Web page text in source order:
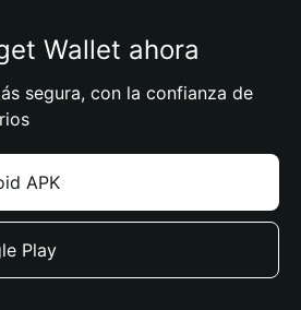
Wallet ahora
segura, con la confianza de
APK
Play